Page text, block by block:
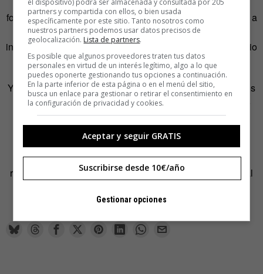
forma ilegal a diseñadores italianos; sólo hace falta ser fiel a
uno mismo y seguir lo que le griten y lloren las tripas; un
intento y bocanada de irracionalidad, frente a todo el Imperio
Lógico que nos rodea y ataca.
Y el loco llora, incomprendido, se come un kebab de versos
al aire. Le han enseñado que podía volar, muy lejos, pero
sólo encuentra plumas en el camino.
Y como única solución, sólo queda un bolsillo lleno de
diamantes del LOL, auténtica anatomía para seguir
respirando, para continuar con tu auténtico impulso animal
musita el bufón.
partners y compartida con ellos, o bien usada
específicamente por este sitio. Tanto nosotros como
nuestros partners podemos usar datos precisos de
geolocalización. Lista de partners.
Es posible que algunos proveedores traten tus datos
personales en virtud de un interés legítimo, algo a lo que
puedes oponerte gestionando tus opciones a continuación.
En la parte inferior de esta página o en el menú del sitio,
busca un enlace para gestionar o retirar el consentimiento en
la configuración de privacidad y cookies.
Aceptar y seguir GRATIS
Suscribirse desde 10€/año
Gestionar opciones